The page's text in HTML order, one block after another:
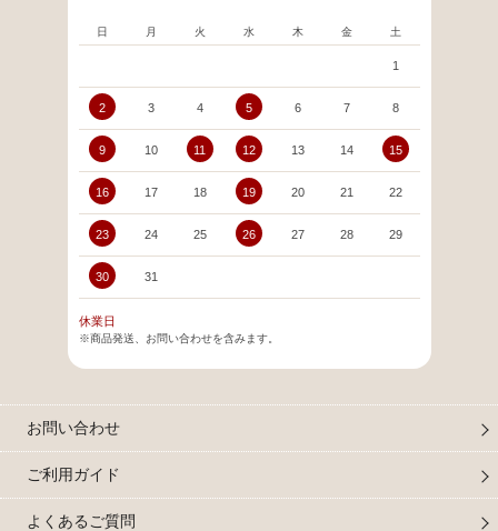
日 月 火 水 木 金 土
1
2 3 4 5 6 7 8
9 10 11 12 13 14 15
16 17 18 19 20 21 22
23 24 25 26 27 28 29
30 31
休業日
※商品発送、お問い合わせを含みます。
お問い合わせ
ご利用ガイド
よくあるご質問